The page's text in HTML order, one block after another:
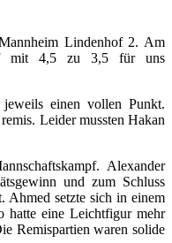
Lindenhof 2. Am
mit 4,5 zu 3,5 für uns
einen vollen Punkt.
Leider mussten Hakan
Alexander
und zum Schluss
Ahmed setzte sich in einem
hatte eine Leichtfigur mehr
Remispartien waren solide